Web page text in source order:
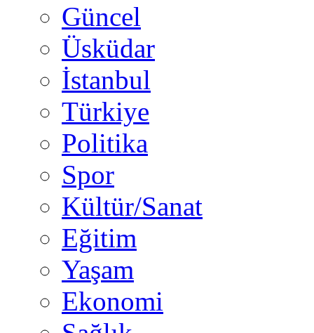
Güncel
Üsküdar
İstanbul
Türkiye
Politika
Spor
Kültür/Sanat
Eğitim
Yaşam
Ekonomi